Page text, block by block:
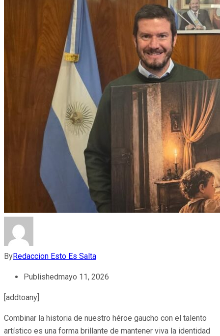
ByRedaccion Esto Es Salta
Publishedmayo 11, 2026
[addtoany]
Combinar la historia de nuestro héroe gaucho con el talento
artístico es una forma brillante de mantener viva la identidad